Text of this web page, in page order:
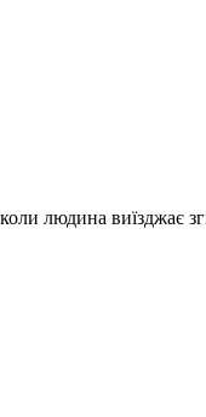
людина виїзджає